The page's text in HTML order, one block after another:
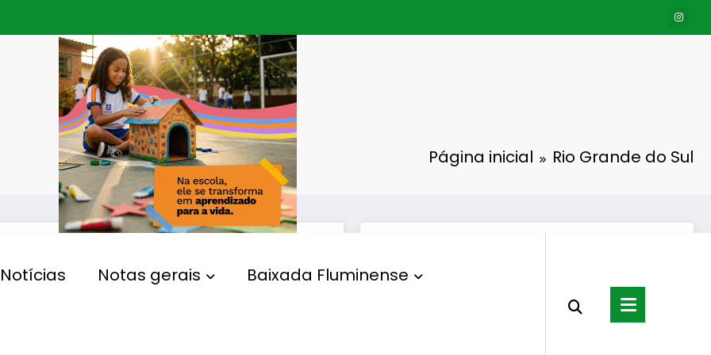
Notícias Notas gerais Baixada Fluminense
Página inicial Rio Grande do Sul
GRIPE AVIÁRIA